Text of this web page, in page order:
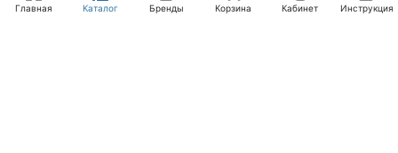
Главная Каталог Бренды Корзина Кабинет Инструкция